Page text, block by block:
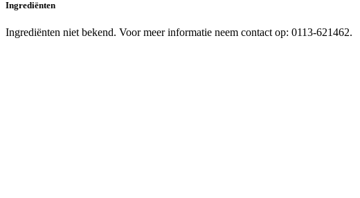
Ingrediënten
Ingrediënten niet bekend. Voor meer informatie neem contact op: 0113-621462.